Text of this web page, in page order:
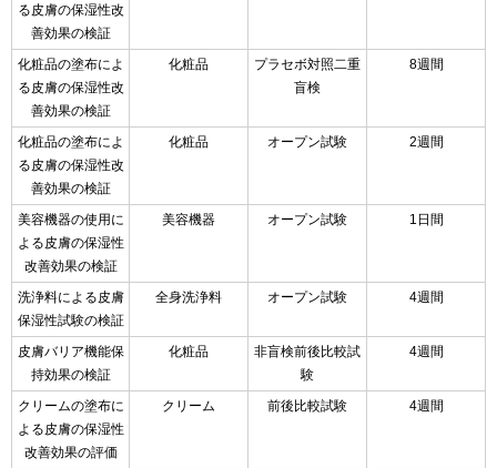
る皮膚の保湿性改
善効果の検証
化粧品の塗布によ
る皮膚の保湿性改
善効果の検証
化粧品
プラセボ対照二重
盲検
8週間
化粧品の塗布によ
る皮膚の保湿性改
善効果の検証
化粧品 オープン試験 2週間
美容機器の使用に
よる皮膚の保湿性
改善効果の検証
美容機器 オープン試験 1日間
洗浄料による皮膚
保湿性試験の検証
全身洗浄料 オープン試験 4週間
皮膚バリア機能保
持効果の検証
化粧品
非盲検前後比較試
験
4週間
クリームの塗布に
よる皮膚の保湿性
改善効果の評価
クリーム 前後比較試験 4週間